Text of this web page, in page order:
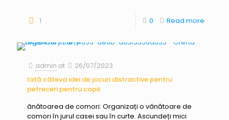
1 0 Read more
admin at
26/07/2023
Iată câteva idei de jocuri distractive pentru
petreceri pentru copii:
ânătoarea de comori: Organizați o vânătoare de
comori în jurul casei sau în curte. Ascundeți mici